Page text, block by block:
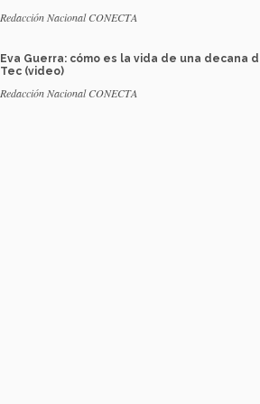
Redacción Nacional CONECTA
Eva Guerra: cómo es la vida de una decana
Tec (video)
Redacción Nacional CONECTA